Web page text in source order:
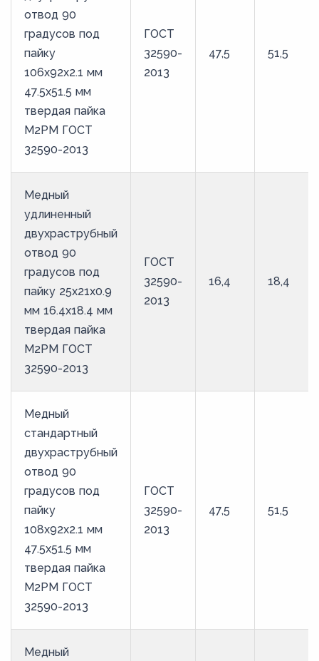
отвод 90
градусов под
пайку
106х92х2.1 мм
47.5х51.5 мм
твердая пайка
М2РМ ГОСТ
32590-2013
ГОСТ
32590-
2013
47,5 51,5
Медный
удлиненный
двухраструбный
отвод 90
градусов под
пайку 25х21х0.9
мм 16.4х18.4 мм
твердая пайка
М2РМ ГОСТ
32590-2013
ГОСТ
32590-
2013
16,4 18,4
Медный
стандартный
двухраструбный
отвод 90
градусов под
пайку
108х92х2.1 мм
47.5х51.5 мм
твердая пайка
М2РМ ГОСТ
32590-2013
ГОСТ
32590-
2013
47,5 51,5
Медный